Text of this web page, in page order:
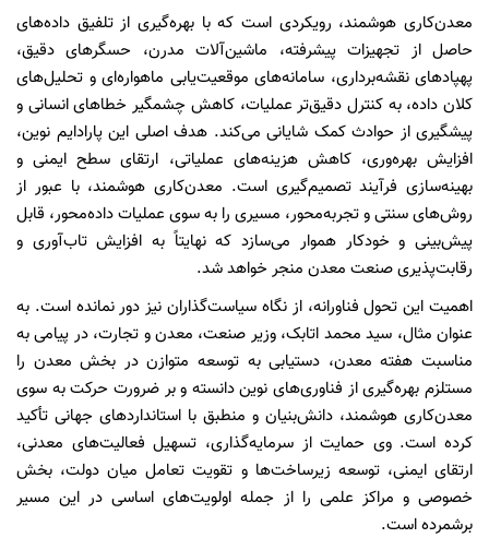
معدن‌کاری هوشمند، رویکردی است که با بهره‌گیری از تلفیق داده‌های
حاصل از تجهیزات پیشرفته، ماشین‌آلات مدرن، حسگرهای دقیق،
پهپادهای نقشه‌برداری، سامانه‌های موقعیت‌یابی ماهواره‌ای و تحلیل‌های
کلان داده، به کنترل دقیق‌تر عملیات، کاهش چشمگیر خطاهای انسانی و
پیشگیری از حوادث کمک شایانی می‌کند. هدف اصلی این پارادایم نوین،
افزایش بهره‌وری، کاهش هزینه‌های عملیاتی، ارتقای سطح ایمنی و
بهینه‌سازی فرآیند تصمیم‌گیری است. معدن‌کاری هوشمند، با عبور از
روش‌های سنتی و تجربه‌محور، مسیری را به سوی عملیات داده‌محور، قابل
پیش‌بینی و خودکار هموار می‌سازد که نهایتاً به افزایش تاب‌آوری و
رقابت‌پذیری صنعت معدن منجر خواهد شد.
اهمیت این تحول فناورانه، از نگاه سیاست‌گذاران نیز دور نمانده است. به
عنوان مثال، سید محمد اتابک، وزیر صنعت، معدن و تجارت، در پیامی به
مناسبت هفته معدن، دستیابی به توسعه متوازن در بخش معدن را
مستلزم بهره‌گیری از فناوری‌های نوین دانسته و بر ضرورت حرکت به سوی
معدن‌کاری هوشمند، دانش‌بنیان و منطبق با استانداردهای جهانی تأکید
کرده است. وی حمایت از سرمایه‌گذاری، تسهیل فعالیت‌های معدنی،
ارتقای ایمنی، توسعه زیرساخت‌ها و تقویت تعامل میان دولت، بخش
خصوصی و مراکز علمی را از جمله اولویت‌های اساسی در این مسیر
برشمرده است.